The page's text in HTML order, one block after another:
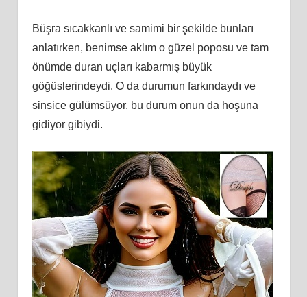
Büşra sıcakkanlı ve samimi bir şekilde bunları
anlatırken, benimse aklım o güzel poposu ve tam
önümde duran uçları kabarmış büyük
göğüslerindeydi. O da durumun farkındaydı ve
sinsice gülümsüyor, bu durum onun da hoşuna
gidiyor gibiydi.